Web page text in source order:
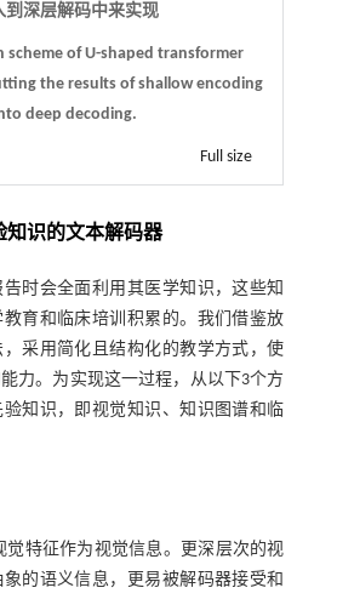
到深层解码中来实现
scheme of U-shaped transformer
the results of shallow encoding
deep decoding.
Full size
知识的文本解码器
时会全面利用其医学知识，这些知
育和临床培训积累的。我们借鉴放
采用简化且结构化的教学方式，使
力。为实现这一过程，从以下3个方
知识，即视觉知识、知识图谱和临
觉特征作为视觉信息。更深层次的视
的语义信息，更易被解码器接受和